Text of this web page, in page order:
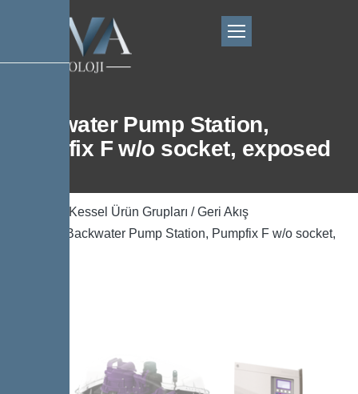
Backwater Pump Station,
Pumpfix F w/o socket, exposed
Kessel Ürün Grupları /Geri Akış
/ Backwater Pump Station, Pumpfix F w/o socket,